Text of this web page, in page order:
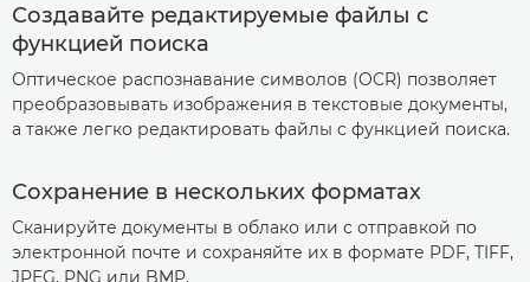
Создавайте редактируемые файлы с
функцией поиска
Оптическое распознавание символов (OCR) позволяет
преобразовывать изображения в текстовые документы,
а также легко редактировать файлы с функцией поиска.
Сохранение в нескольких форматах
Сканируйте документы в облако или с отправкой по
электронной почте и сохраняйте их в формате PDF, TIFF,
JPEG, PNG или BMP.